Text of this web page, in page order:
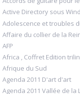
Active Directory sous
Adolescence et troubles
Affaire du collier de la
AFP
Africa , Coffret Edition
Afrique du Sud
Agenda 2011 D'art d'art
Agenda 2011 Vallée de la